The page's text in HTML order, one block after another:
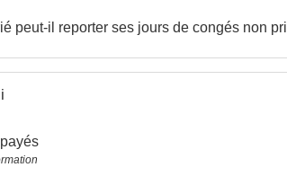
peut-il reporter ses jours de congés non